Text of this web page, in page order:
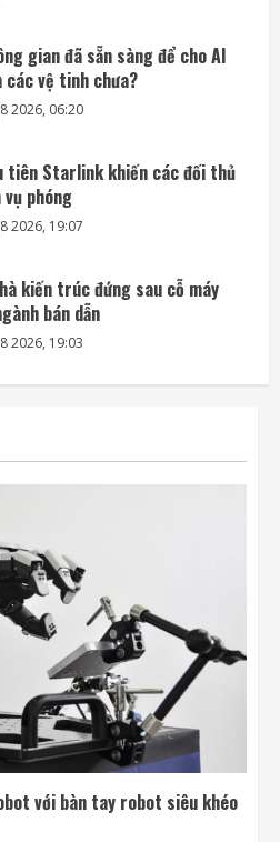
tiên Starlink khiến các đối thủ
phóng
2026, 19:07
kiến trúc đứng sau cỗ máy
bán dẫn
2026, 19:03
lại lĩnh vực robot với bàn tay
khéo léo
2026, 06:35
trực tiếp
2026, 06:30
vệ tinh chưa?
2026, 06:20
tiên Starlink khiến các đối thủ
vụ phóng
8 2026, 19:07
với bàn tay robot siêu khéo